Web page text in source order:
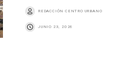
REDACCIÓN CENTRO URBANO
JUNIO 23, 2026